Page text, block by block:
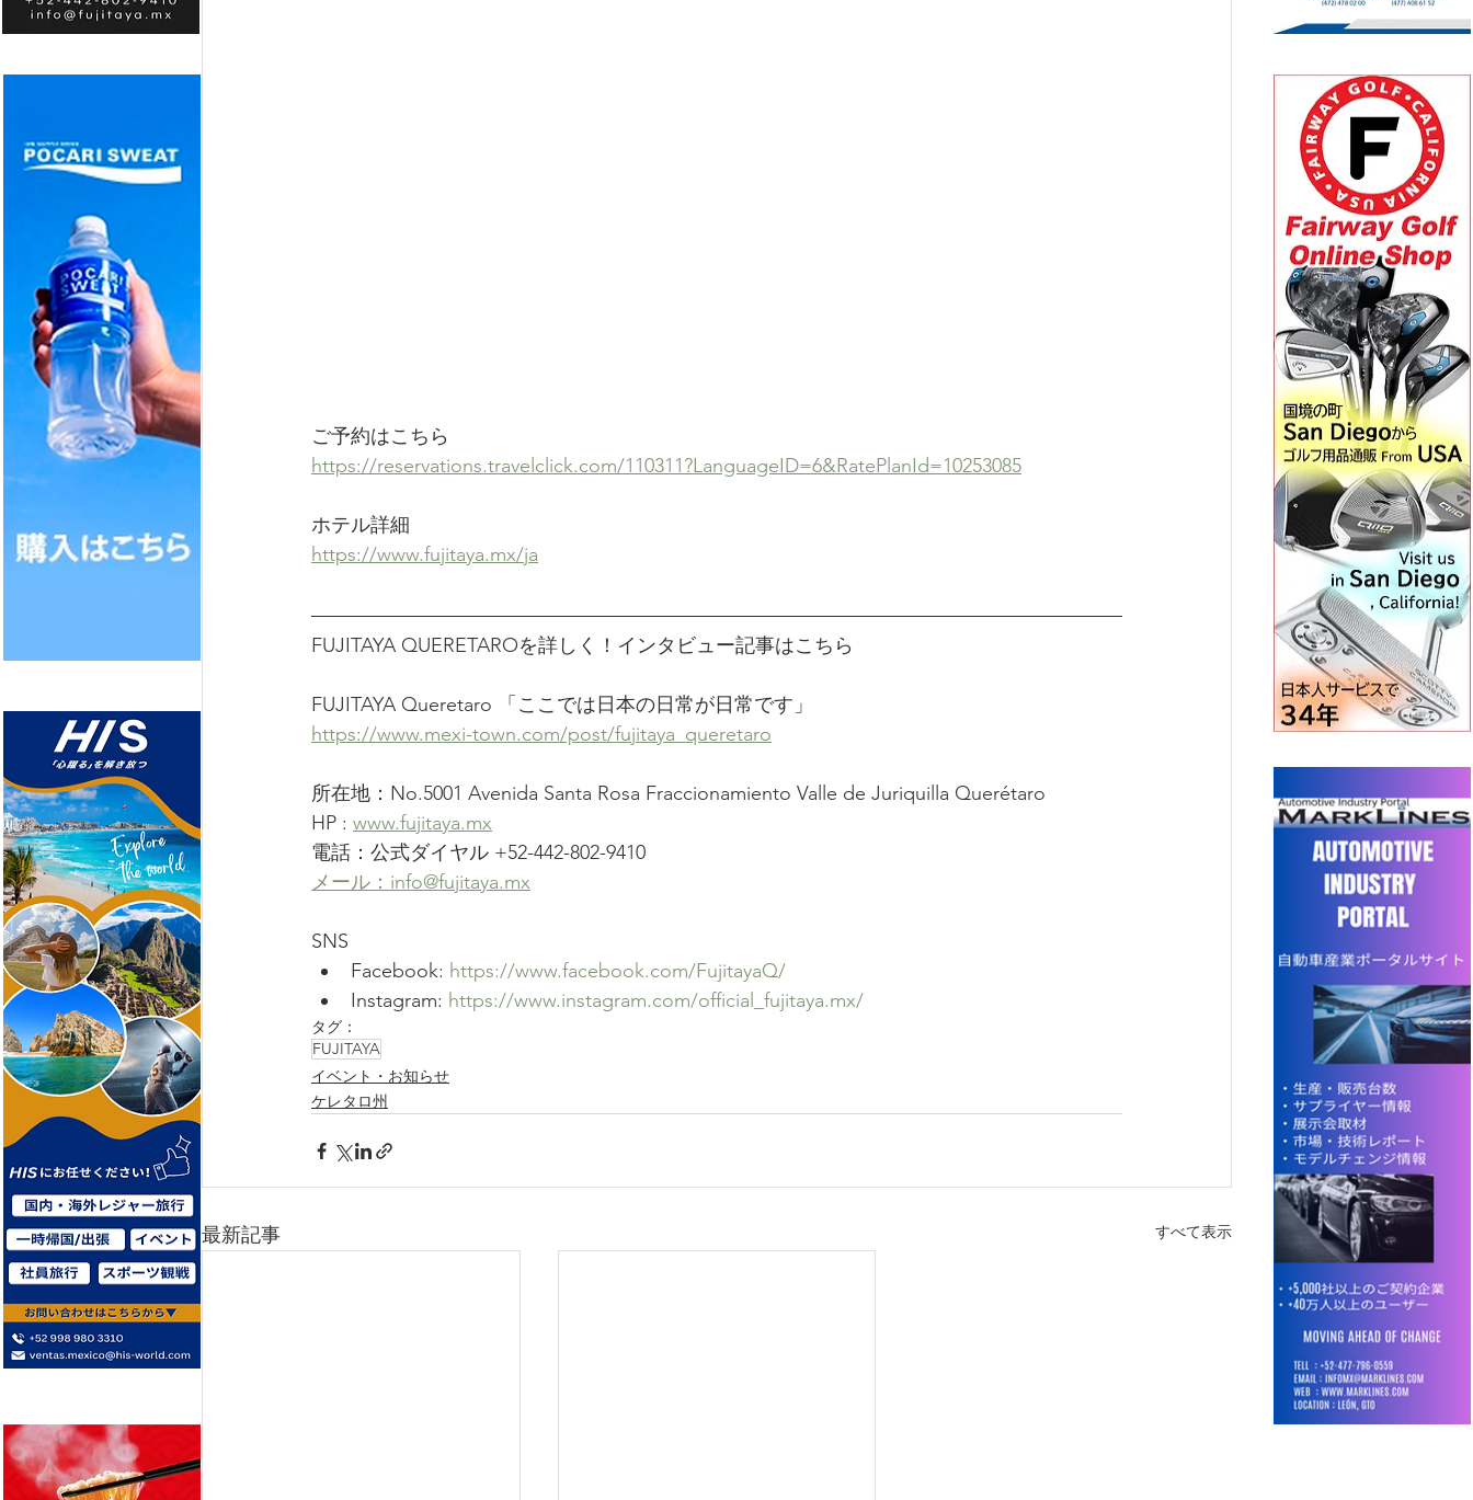
ご予約はこちら
https://reservations.travelclick.com/110311?LanguageID=6&RatePlanId=10253085
ホテル詳細
https://www.fujitaya.mx/ja
FUJITAYA QUERETAROを詳しく！インタビュー記事はこちら
FUJITAYA Queretaro 「ここでは日本の日常が日常です」
https://www.mexi-town.com/post/fujitaya_queretaro
所在地：No.5001 Avenida Santa Rosa Fraccionamiento Valle de Juriquilla Querétaro
HP : www.fujitaya.mx
電話：公式ダイヤル +52-442-802-9410
メール：info@fujitaya.mx
SNS
Facebook: https://www.facebook.com/FujitayaQ/
Instagram: https://www.instagram.com/official_fujitaya.mx/
タグ：
FUJITAYA
イベント・お知らせ
ケレタロ州
最新記事 すべて表示